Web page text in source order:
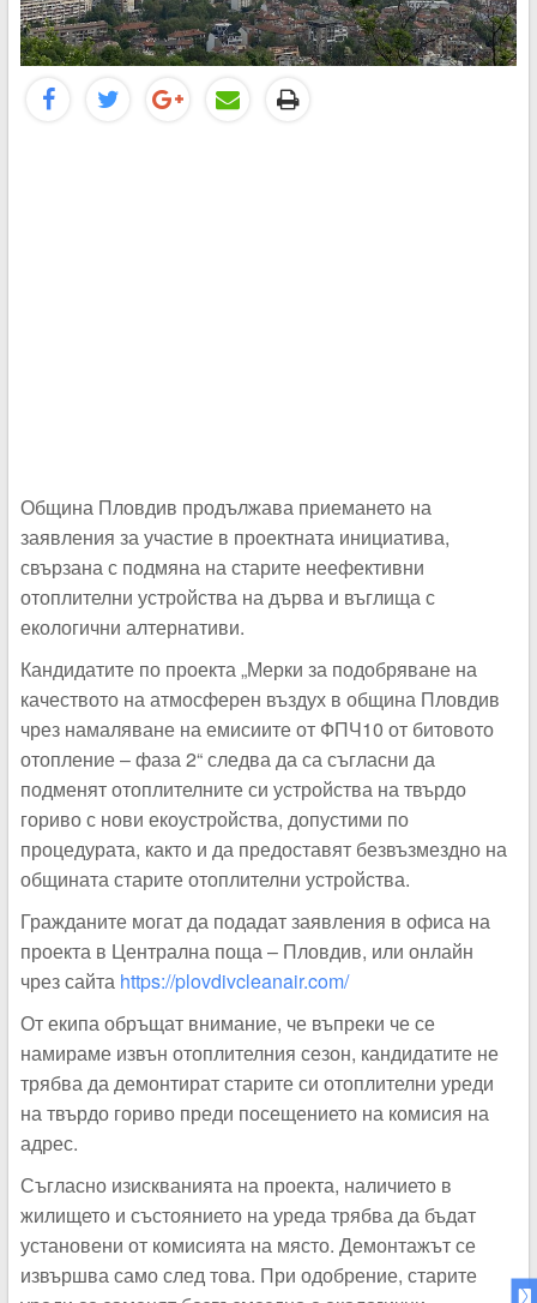
Община Пловдив продължава приемането на
заявления за участие в проектната инициатива,
свързана с подмяна на старите неефективни
отоплителни устройства на дърва и въглища с
екологични алтернативи.
Кандидатите по проекта „Мерки за подобряване на
качеството на атмосферен въздух в община Пловдив
чрез намаляване на емисиите от ФПЧ10 от битовото
отопление – фаза 2“ следва да са съгласни да
подменят отоплителните си устройства на твърдо
гориво с нови екоустройства, допустими по
процедурата, както и да предоставят безвъзмездно на
общината старите отоплителни устройства.
Гражданите могат да подадат заявления в офиса на
проекта в Централна поща – Пловдив, или онлайн
чрез сайта https://plovdivcleanair.com/
От екипа обръщат внимание, че въпреки че се
намираме извън отоплителния сезон, кандидатите не
трябва да демонтират старите си отоплителни уреди
на твърдо гориво преди посещението на комисия на
адрес.
Съгласно изискванията на проекта, наличието в
жилището и състоянието на уреда трябва да бъдат
установени от комисията на място. Демонтажът се
извършва само след това. При одобрение, старите